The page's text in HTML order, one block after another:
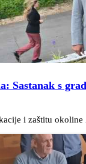
Sastanak s
i zaštitu